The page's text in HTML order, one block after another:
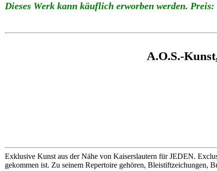
Dieses Werk kann käuflich erworben werden. Preis:
A.O.S.-
Exklusive Kunst aus der Nähe von Kaiserslautern für JEDEN.
gekommen ist. Zu seinem Repertoire gehören, Bleistiftzeichungen,